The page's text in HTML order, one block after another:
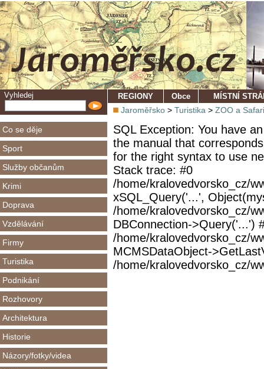
Vyhledej
Co se děje
Sport
Služby občanům
Krimi
Doprava
Vzdělávání
Firmy
Turistika
Podnikání
Rozhovory
Architektura
Historie
Názory/fotky/videa
REGIONY Obce MÍSTNÍ
Jaroměřsko > Turistika > ZOO a Safari
SQL Exception: You have
the manual that
for the right syntax to use
Stack trace: #0
/home/kralovedvorsko_cz/
xSQL_Query('...',
/home/kralovedvorsko_cz/
DBConnection->Query('...')
/home/kralovedvorsko_cz/
MCMSDataObject-
/home/kralovedvorsko_cz/